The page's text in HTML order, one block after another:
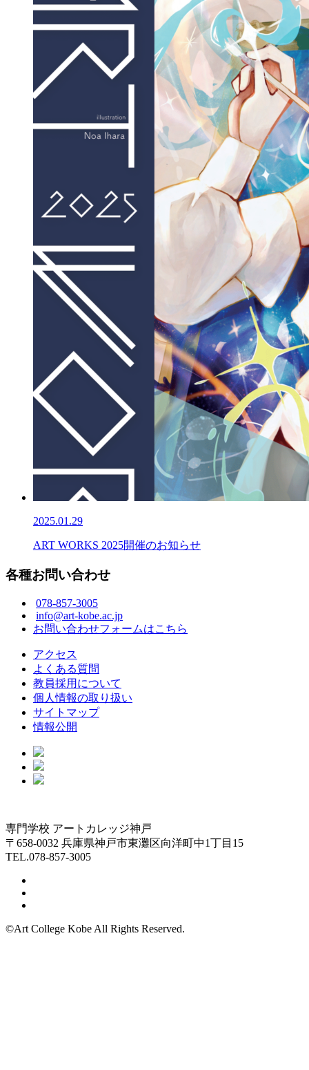
2025.01.29
ART WORKS 2025開催のお知らせ
各種お問い合わせ
078-857-3005
info@art-kobe.ac.jp
お問い合わせフォームはこちら
アクセス
よくある質問
教員採用について
個人情報の取り扱い
サイトマップ
情報公開
専門学校 アートカレッジ神戸
〒658-0032 兵庫県神戸市東灘区向洋町中1丁目15
TEL.078-857-3005
©Art College Kobe All Rights Reserved.